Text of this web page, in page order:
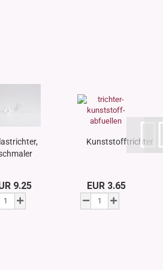
9.25
Kunststofftrichter
EUR 3.65